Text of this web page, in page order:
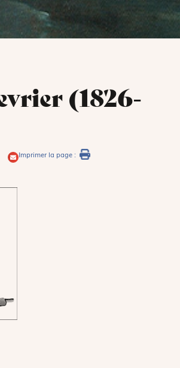
(1826-
Imprimer la page :